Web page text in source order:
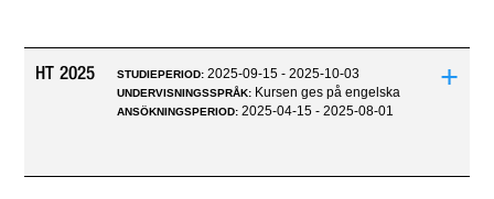
HT 2025 STUDIEPERIOD:2025-09-15 - 2025-10-03
UNDERVISNINGSSPRÅK: Kursen ges på engelska
ANSÖKNINGSPERIOD:2025-04-15 - 2025-08-01
+